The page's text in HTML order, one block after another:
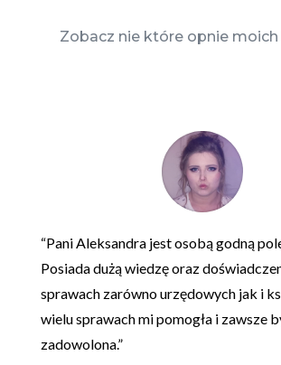
Zobacz nie które opnie
“Pani Aleksandra jest osobą godną
Posiada dużą wiedzę oraz
sprawach zarówno urzędowych jak i
wielu sprawach mi pomogła i zawsze
zadowolona.”